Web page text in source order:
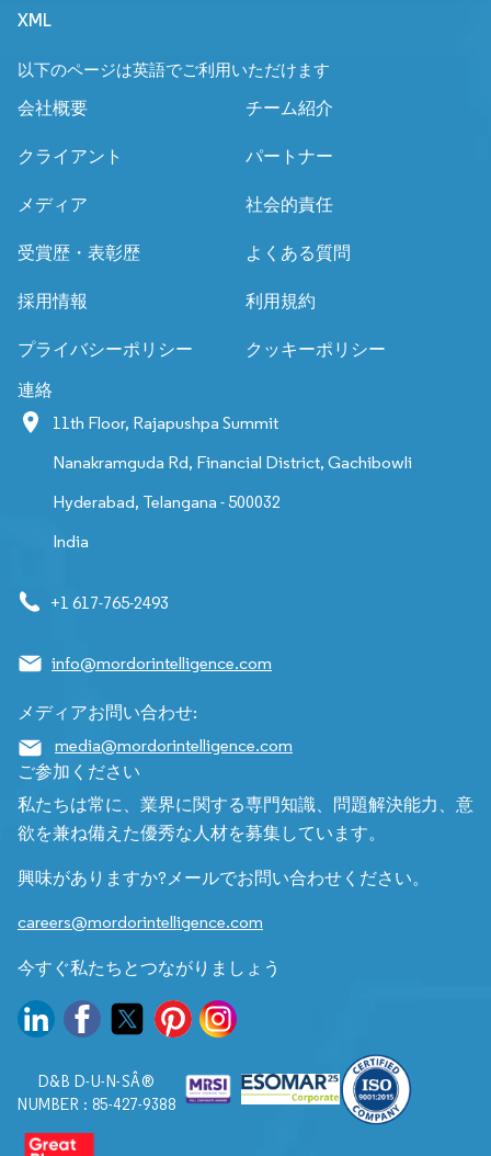
XML
以下のページは英語でご利用いただけます
会社概要 チーム紹介
クライアント パートナー
メディア 社会的責任
受賞歴・表彰歴 よくある質問
採用情報 利用規約
プライバシーポリシー クッキーポリシー
連絡
11th Floor, Rajapushpa Summit
Nanakramguda Rd, Financial District, Gachibowli
Hyderabad, Telangana - 500032
India
+1 617-765-2493
info@mordorintelligence.com
メディアお問い合わせ:
media@mordorintelligence.com
ご参加ください
私たちは常に、業界に関する専門知識、問題解決能力、意
欲を兼ね備えた優秀な人材を募集しています。
興味がありますか?メールでお問い合わせください。
careers@mordorintelligence.com
今すぐ私たちとつながりましょう
D&B D-U-N-SÂ®
NUMBER : 85-427-9388